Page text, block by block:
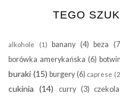
TEGO
alkohole (1) banany (4) beza
borówka amerykańska (6)
buraki (15) burgery(6) caprese
cukinia (14) curry (3)